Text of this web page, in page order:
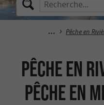
Pêche en
Pêche en
Pêche en